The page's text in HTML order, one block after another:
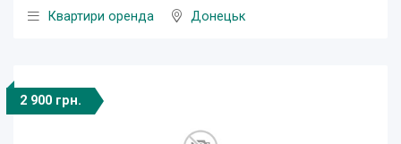
Квартири оренда
Донецьк
2 900 грн.